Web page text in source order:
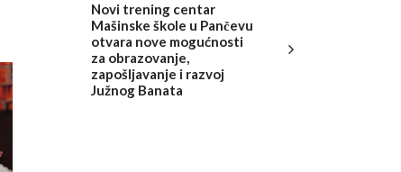
Novi trening centar
Mašinske škole u Pančevu
otvara nove mogućnosti
za obrazovanje,
zapošljavanje i razvoj
Južnog Banata